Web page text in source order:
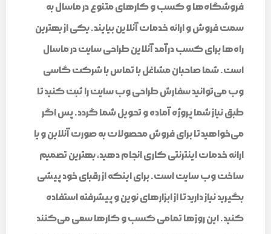
فروشگاه‌ها و کسب و کارهای متنوع در ماسال به
سمت فروش و ارائه خدمات آنلاین بیایند. یکی از بهترین
راه‌ها برای کسب درآمد آنلاین طراحی سایت در ماسال
است. شما صاحبان مشاغل با تماس با شرکت گاسی
وب می‌توانید سفارش طراحی وب سایت را ثبت کنید تا
طبق نیاز شما پروژه آماده و تحویل شما گردد. پس اگر
می‌خواهید تا برای فروش محصولات به صورت آنلاین و یا
ارائه خدمات اینترنتی کاری انجام دهید، بهترین تصمیم
ساخت وب سایت است. برای اینکه از رقبای خود پیشی
بگیرید نیاز دارید تا از ابزارهای نوین و پیشرفته استفاده
کنید. این روزها تمامی کسب و کارها سعی می‌کنند